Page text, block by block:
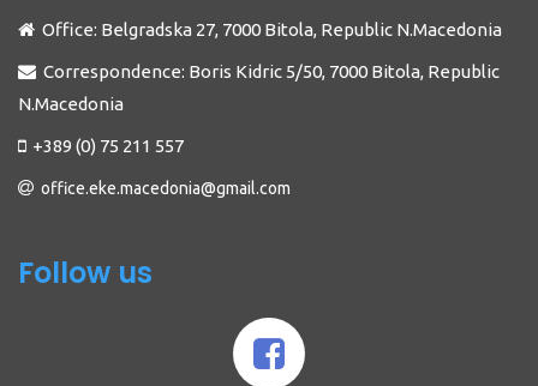
Office: Belgradska 27, 7000 Bitola, Republic N.Macedonia
Correspondence: Boris Kidric 5/50, 7000 Bitola, Republic
N.Macedonia
+389 (0) 75 211 557
office.eke.macedonia@gmail.com
Follow us